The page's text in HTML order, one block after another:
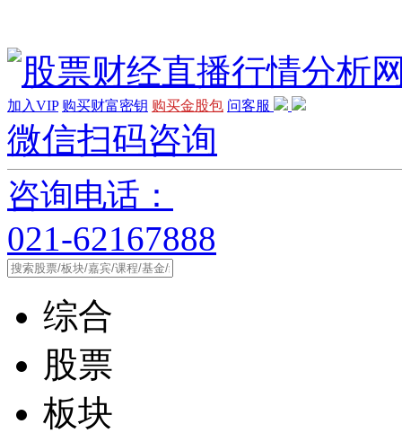
加入VIP 购买财富密钥 购买金股包 问客服
微信扫码咨询
咨询电话：
021-62167888
综合
股票
板块